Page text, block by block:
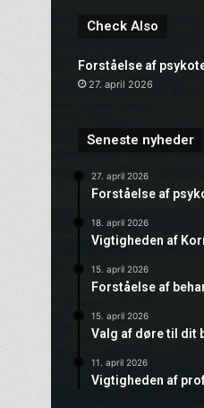
Check Also
Forståelse af
27. april 2026
Seneste nyheder
27. april 2026
Forståelse af
18. april 2026
Vigtigheden af
15. april 2026
Forståelse af
15. april 2026
Valg af døre til dit
11. april 2026
Vigtigheden af